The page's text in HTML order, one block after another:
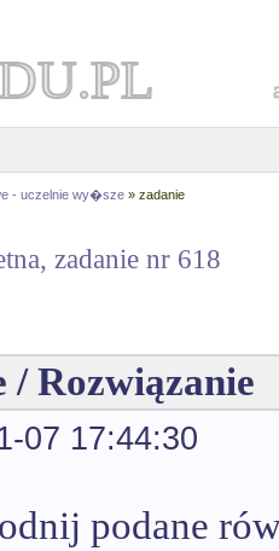
- uczelnie wy�sze » zadanie
zadanie nr 618
/ Rozwiązanie
07 17:44:30
podane